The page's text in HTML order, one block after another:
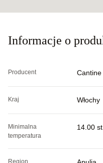
Informacje o
Producent
Kraj Włochy
Minimalna
temperatura
14.00
Region